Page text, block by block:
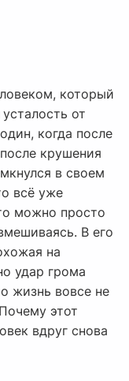
который
от
когда после
крушения
в своем
всё уже
можно просто
В его
на
удар грома
жизнь вовсе не
этот
вдруг снова